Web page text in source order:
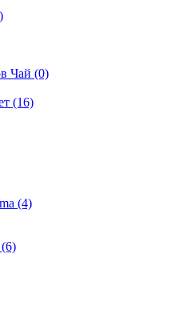
Чай (0)
(16)
(4)
(6)